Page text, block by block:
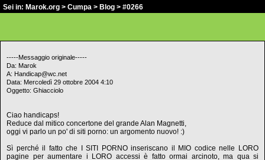
Sei in: Marok.org > Cumpa > Blog > #0266
-----Messaggio originale-----
Da: Marok
A: Handicap@wc.net
Data: Mercoledì 29 ottobre 2004 4:10
Oggetto: Ghiacciolo
Ciao handicaps!
Reduce dal mitico concertone del grande Alan Magnetti,
oggi vi parlo un po' di siti porno: un argomento nuovo! :)
Sì perché il fatto che I SITI PORNO inseriscano il MIO codice nelle LORO
pagine per aumentare i LORO accessi è fatto ormai arcinoto, ma qua si